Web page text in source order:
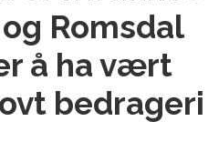
Romsdal
å ha vært
bedrageri